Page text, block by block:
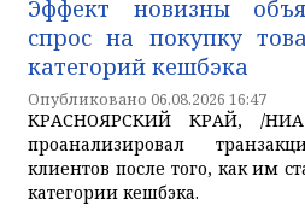
Эффект новизны
спрос на покупку
категорий кешбэка
Опубликовано 06.08.2026 16:47
КРАСНОЯРСКИЙ КРАЙ, /
проанализировал
клиентов после того, как им
категории кешбэка.